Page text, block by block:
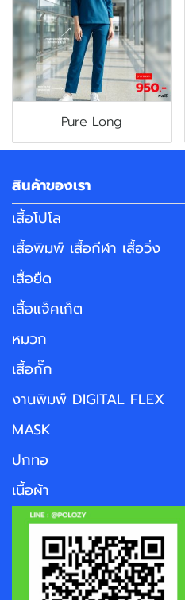
Pure Long
สินค้าของเรา
เสื้อโปโล
เสื้อพิมพ์ เสื้อกีฬา เสื้อวิ่ง
เสื้อยืด
เสื้อแจ็คเก็ต
หมวก
เสื้อกั๊ก
งานพิมพ์ DIGITAL FLEX
MASK
ปกทอ
เนื้อผ้า